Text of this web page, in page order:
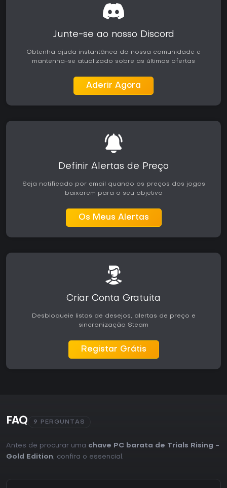
conteúdos mais avançados. No PC o jogo roda de forma
estável, com suporte a controle recomendado para melhor
com narrativa pode achar a repetição menos atrativa,
habilidade valorizam a profundidade. As pistas incluídas na
Gold Edition oferecem tempo de jogo adicional
continua sendo uma opção sólida para sessões curtas ou
para quem deseja investir em longas tentativas de domínio
Junte-se ao nosso Discord
Obtenha ajuda instantânea da nossa comunidade e
mantenha-se atualizado sobre as últimas ofertas
Aderir Agora
Definir Alertas de Preço
Seja notificado por email quando os preços dos jogos
baixarem para o seu objetivo
Os Meus Alertas
Criar Conta Gratuita
Desbloqueie listas de desejos, alertas de preço e
sincronização Steam
Registar Grátis
FAQ 9 PERGUNTAS
Antes de procurar uma chave PC barata de Trials Rising -
Gold Edition, confira o essencial.